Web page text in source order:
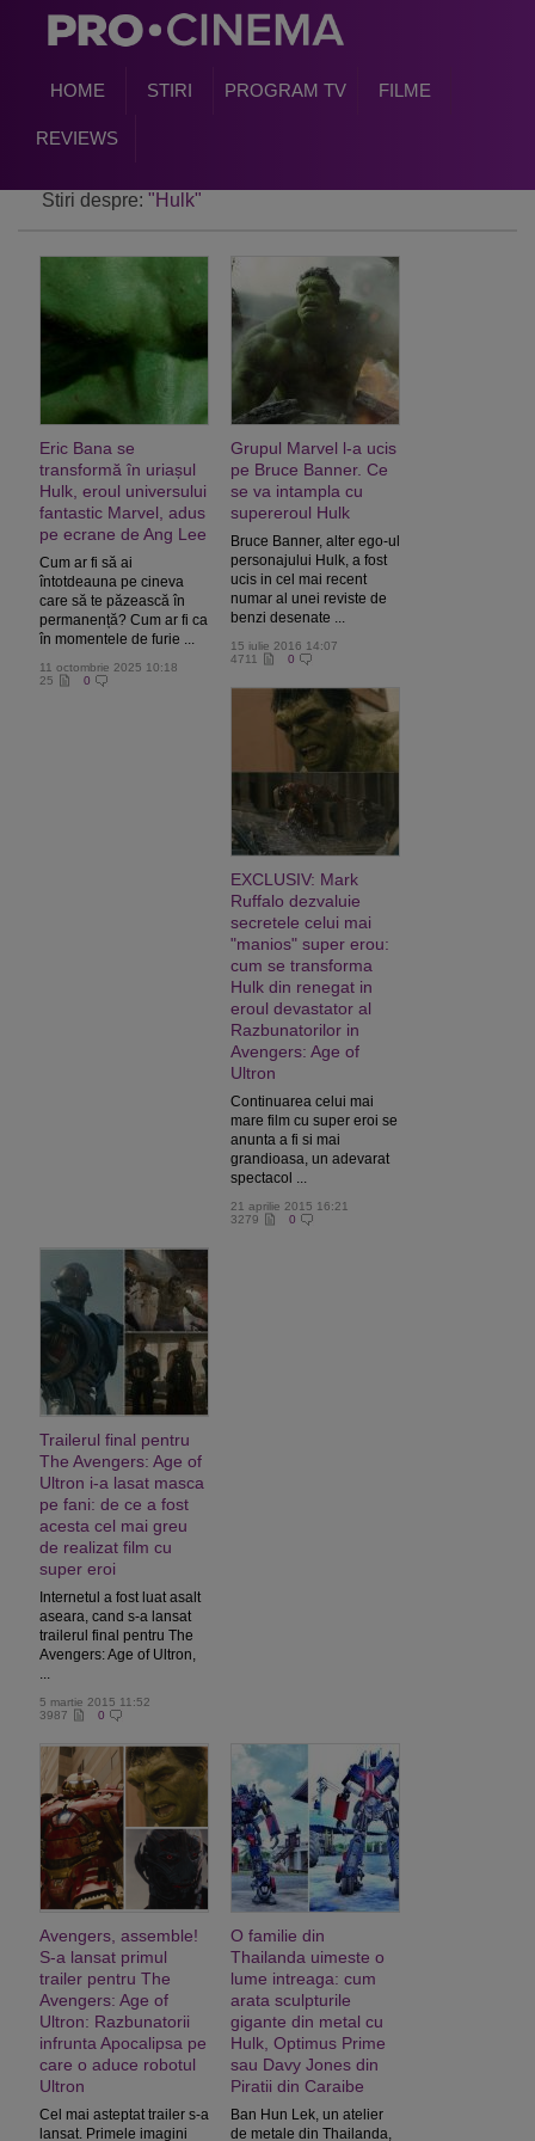
HOME STIRI PROGRAM TV FILME
REVIEWS
Stiri despre: "Hulk"
Eric Bana se
transformă în uriașul
Hulk, eroul universului
fantastic Marvel, adus
pe ecrane de Ang Lee
Cum ar fi să ai
întotdeauna pe cineva
care să te păzească în
permanență? Cum ar fi ca
în momentele de furie ...
11 octombrie 2025 10:18
25
0
Grupul Marvel l-a ucis
pe Bruce Banner. Ce
se va intampla cu
supereroul Hulk
Bruce Banner, alter ego-ul
personajului Hulk, a fost
ucis in cel mai recent
numar al unei reviste de
benzi desenate ...
15 iulie 2016 14:07
4711
0
EXCLUSIV: Mark
Ruffalo dezvaluie
secretele celui mai
"manios" super erou:
cum se transforma
Hulk din renegat in
eroul devastator al
Razbunatorilor in
Avengers: Age of
Ultron
Continuarea celui mai
mare film cu super eroi se
anunta a fi si mai
grandioasa, un adevarat
spectacol ...
21 aprilie 2015 16:21
3279
0
Trailerul final pentru
The Avengers: Age of
Ultron i-a lasat masca
pe fani: de ce a fost
acesta cel mai greu
de realizat film cu
super eroi
Internetul a fost luat asalt
aseara, cand s-a lansat
trailerul final pentru The
Avengers: Age of Ultron,
...
5 martie 2015 11:52
3987
0
Avengers, assemble!
S-a lansat primul
trailer pentru The
Avengers: Age of
Ultron: Razbunatorii
infrunta Apocalipsa pe
care o aduce robotul
Ultron
Cel mai asteptat trailer s-a
lansat. Primele imagini
O familie din
Thailanda uimeste o
lume intreaga: cum
arata sculpturile
gigante din metal cu
Hulk, Optimus Prime
sau Davy Jones din
Piratii din Caraibe
Ban Hun Lek, un atelier
de metale din Thailanda,